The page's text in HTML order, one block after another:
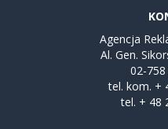
Agencja
Al. Gen.
02-
tel. kom. +
tel. + 48